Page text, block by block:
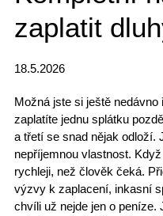
zaplatit
18.5.2026
Možná jste si ještě
zaplatíte jednu splátku
a třetí se snad nějak odloží.
nepříjemnou vlastnost.
rychleji, než člověk čeká.
výzvy k zaplacení, inkasní
chvíli už nejde jen o peníze.